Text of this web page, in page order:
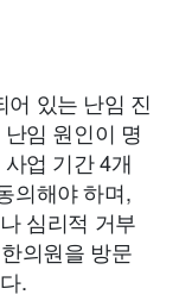
있는 난임 진
임 원인이 명
업 기간 4개
의해야 하며,
심리적 거부
의원을 방문
.